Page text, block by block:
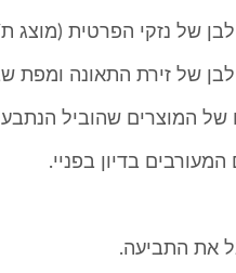
של נזקי הפרטית (מוצג ת/
של זירת התאונה ומפת
המוצרים שהוביל הנתבע
המעורבים בדיון בפניי.
את התביעה.